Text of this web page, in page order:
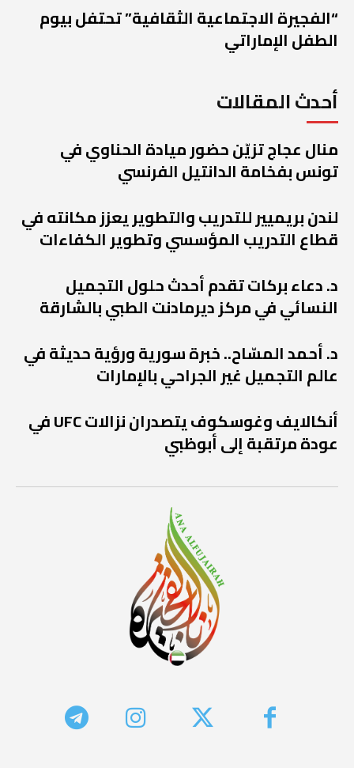
“الفجيرة الاجتماعية الثقافية” تحتفل بيوم
الطفل الإماراتي
أحدث المقالات
منال عجاج تزيّن حضور ميادة الحناوي في
تونس بفخامة الدانتيل الفرنسي
لندن بريميير للتدريب والتطوير يعزز مكانته في
قطاع التدريب المؤسسي وتطوير الكفاءات
د. دعاء بركات تقدم أحدث حلول التجميل
النسائي في مركز ديرمادنت الطبي بالشارقة
د. أحمد المسّاح.. خبرة سورية ورؤية حديثة في
عالم التجميل غير الجراحي بالإمارات
أنكالايف وغوسكوف يتصدران نزالات UFC في
عودة مرتقبة إلى أبوظبي